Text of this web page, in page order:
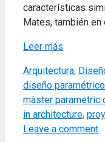
características
Mates, también
Leer más
Categories
Arquitectura,
diseño paramétrico
màster parametric
in architecture,
Leave a comment